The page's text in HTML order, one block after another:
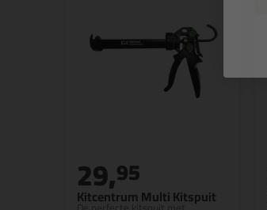
Kitcentrum Multi Kitspuit
29,95